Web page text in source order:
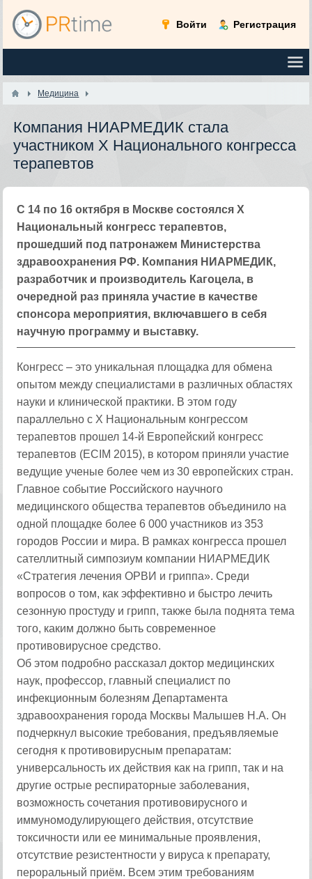
Войти Регистрация
Медицина
Компания НИАРМЕДИК стала
участником Х Национального конгресса
терапевтов
С 14 по 16 октября в Москве состоялся Х
Национальный конгресс терапевтов,
прошедший под патронажем Министерства
здравоохранения РФ. Компания НИАРМЕДИК,
разработчик и производитель Кагоцела, в
очередной раз приняла участие в качестве
спонсора мероприятия, включавшего в себя
научную программу и выставку.
Конгресс – это уникальная площадка для обмена
опытом между специалистами в различных областях
науки и клинической практики. В этом году
параллельно с Х Национальным конгрессом
терапевтов прошел 14-й Европейский конгресс
терапевтов (ECIM 2015), в котором приняли участие
ведущие ученые более чем из 30 европейских стран.
Главное событие Российского научного
медицинского общества терапевтов объединило на
одной площадке более 6 000 участников из 353
городов России и мира. В рамках конгресса прошел
сателлитный симпозиум компании НИАРМЕДИК
«Стратегия лечения ОРВИ и гриппа». Среди
вопросов о том, как эффективно и быстро лечить
сезонную простуду и грипп, также была поднята тема
того, каким должно быть современное
противовирусное средство.
Об этом подробно рассказал доктор медицинских
наук, профессор, главный специалист по
инфекционным болезням Департамента
здравоохранения города Москвы Малышев Н.А. Он
подчеркнул высокие требования, предъявляемые
сегодня к противовирусным препаратам:
универсальность их действия как на грипп, так и на
другие острые респираторные заболевания,
возможность сочетания противовирусного и
иммуномодулирующего действия, отсутствие
токсичности или ее минимальные проявления,
отсутствие резистентности у вируса к препарату,
пероральный приём. Всем этим требованиям